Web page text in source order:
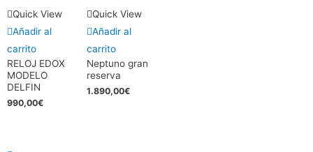
Quick View
Añadir al
carrito
RELOJ EDOX
MODELO
DELFIN
990,00€
Quick View
Añadir al
carrito
Neptuno gran
reserva
1.890,00€